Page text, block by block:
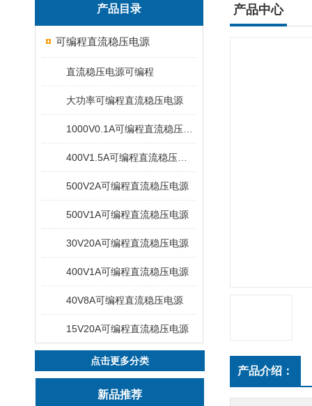
产品目录
可编程直流稳压电源
直流稳压电源可编程
大功率可编程直流稳压电源
500V2A可编程直流稳压电源
500V1A可编程直流稳压电源
30V20A可编程直流稳压电源
400V1A可编程直流稳压电源
40V8A可编程直流稳压电源
15V20A可编程直流稳压电源
点击更多分类
新品推荐
产品中心
产品介绍：